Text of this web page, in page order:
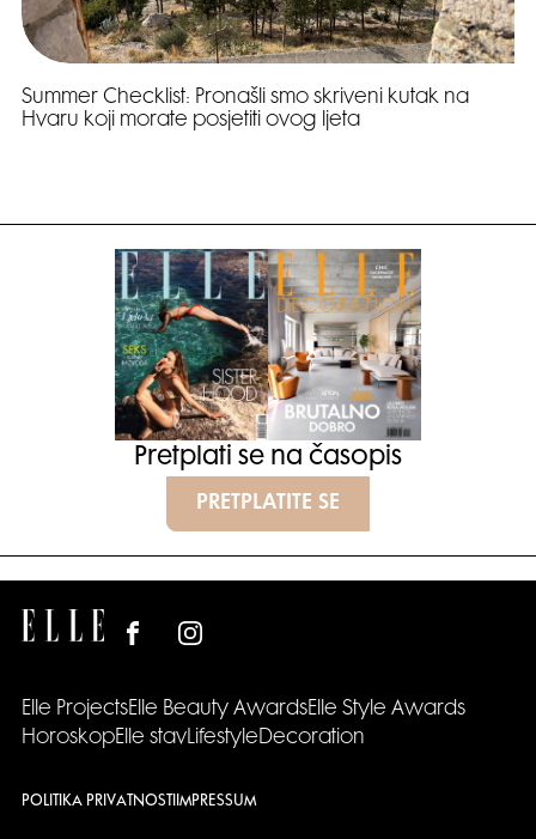
Summer Checklist: Pronašli smo skriveni kutak na
Hvaru koji morate posjetiti ovog ljeta
Pretplati se na časopis
PRETPLATITE SE
Elle ProjectsElle Beauty AwardsElle Style Awards
HoroskopElle stavLifestyleDecoration
POLITIKA PRIVATNOSTI IMPRESSUM